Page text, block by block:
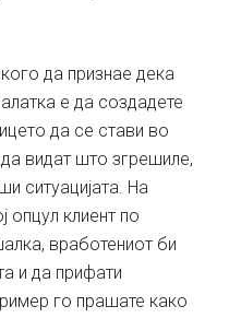
да признае дека
е да создадете
да се стави во
видат што згрешиле,
ситуацијата. На
опцул клиент по
вработениот би
и да прифати
го прашате како